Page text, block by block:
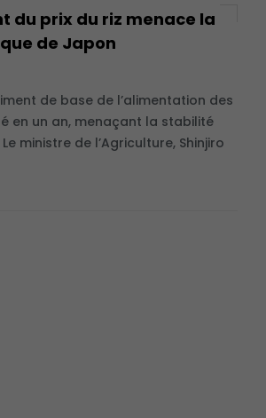
du prix du riz menace la
de Japon
de base de l’alimentation des
en un an, menaçant la stabilité
ministre de l’Agriculture, Shinjiro